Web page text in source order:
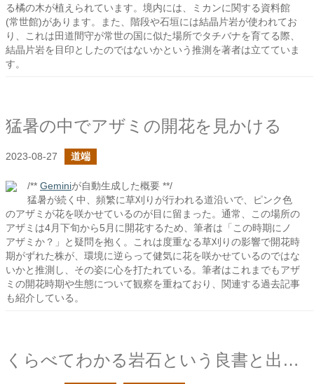
る橘の木が植えられています。境内には、ミカンに関する資料館
(常世館)があります。また、階段や石垣には結晶片岩が使われてお
り、これは田道間守が常世の国に似た場所でタチバナを育てる際、
結晶片岩を目印としたのではないかという推測を著者は立てていま
す。
猛暑の中でアザミの開花を見かける
2023-08-27 道端
/** Geminiが自動生成した概要 **/
猛暑が続く中、頻繁に草刈りが行われる道沿いで、ピンク色
のアザミが花を咲かせているのが目に留まった。通常、この場所の
アザミは4月下旬から5月に開花するため、筆者は「この時期にノ
アザミか？」と疑問を抱く。これは度重なる草刈りの影響で開花時
期がずれた株が、環境に逆らって健気に花を咲かせているのではな
いかと推測し、その姿に心を打たれている。筆者はこれまでもアザ
ミの開花時期や生態について観察を重ねており、関連する過去記事
も紹介している。
くらべてわかる岩石という良書と出会った